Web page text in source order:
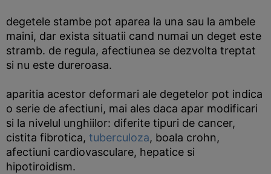
degetele stambe pot aparea la una sau la ambele
maini, dar exista situatii cand numai un deget este
stramb. de regula, afectiunea se dezvolta treptat
si nu este dureroasa.
aparitia acestor deformari ale degetelor pot indica
o serie de afectiuni, mai ales daca apar modificari
si la nivelul unghiilor: diferite tipuri de cancer,
cistita fibrotica, tuberculoza, boala crohn,
afectiuni cardiovasculare, hepatice si
hipotiroidism.